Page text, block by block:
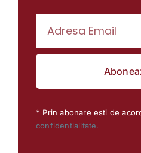
* Prin abonare esti de
confidentialitate.